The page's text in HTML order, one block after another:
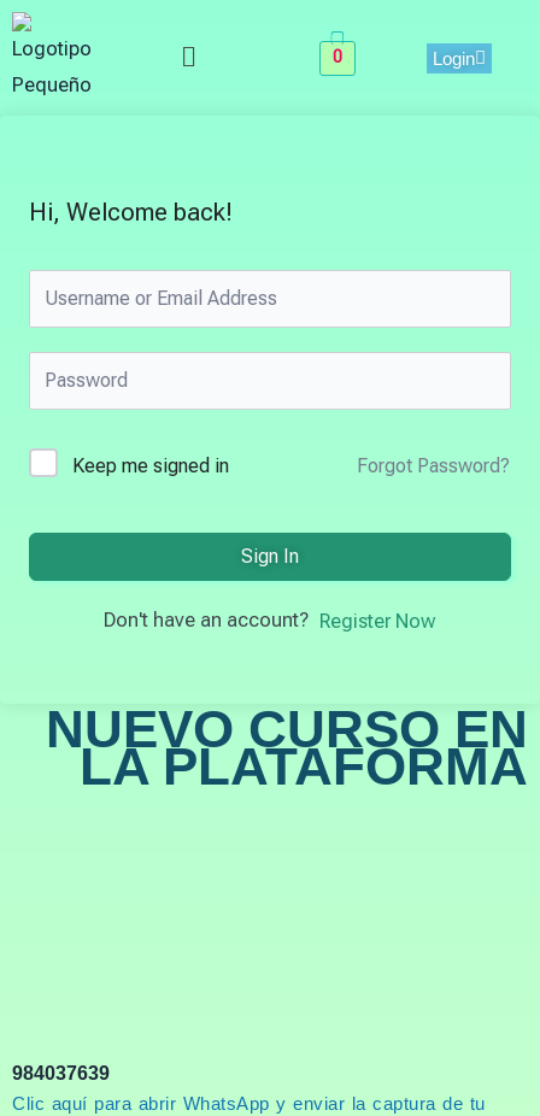
Skip
to
content
Menu 0 Login
Hi, Welcome back!
Keep me signed in Forgot Password?
Sign In
Don't have an account? Register Now
NUEVO CURSO EN
LA PLATAFORMA
984037639
Clic aquí para abrir WhatsApp y enviar la captura de tu